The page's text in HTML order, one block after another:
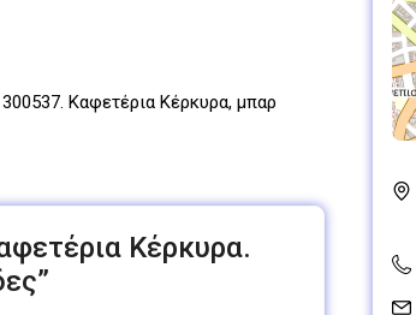
Καφετέρια Κέρκυρα, μπαρ
Κέρκυρα.